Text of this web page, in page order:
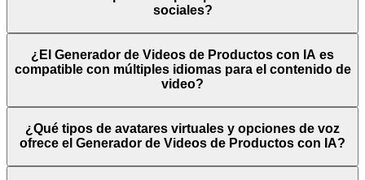
sociales?
¿El Generador de Videos de Productos con IA es
compatible con múltiples idiomas para el contenido de
video?
¿Qué tipos de avatares virtuales y opciones de voz
ofrece el Generador de Videos de Productos con IA?